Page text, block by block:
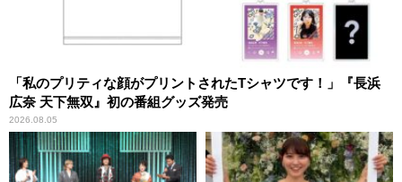
「私のプリティな顔がプリントされたTシャツです！」『長浜
広奈 天下無双』初の番組グッズ発売
2026.08.05